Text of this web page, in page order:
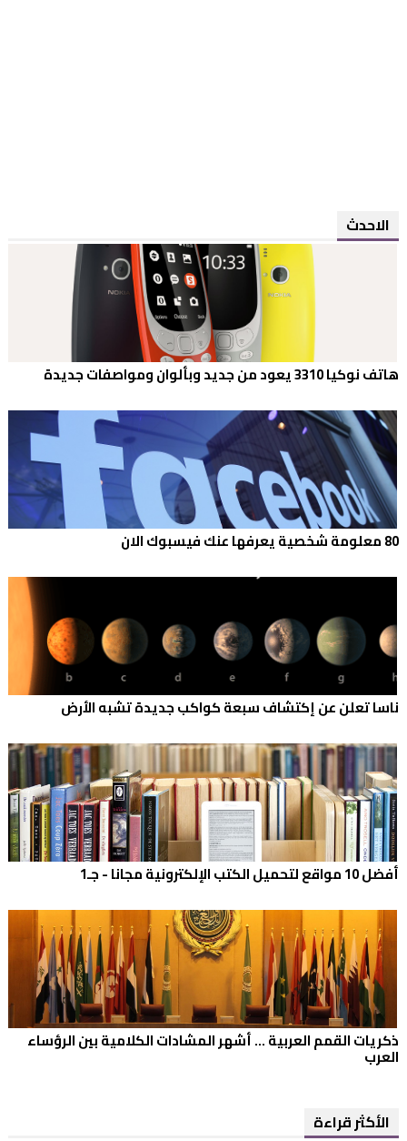
الاحدث
هاتف نوكيا 3310 يعود من جديد وبألوان ومواصفات جديدة
80 معلومة شخصية يعرفها عنك فيسبوك الان
ناسا تعلن عن إكتشاف سبعة كواكب جديدة تشبه الأرض
أفضل 10 مواقع لتحميل الكتب الإلكترونية مجانا - جـ1
ذكريات القمم العربية ... أشهر المشادات الكلامية بين الرؤساء
العرب
الأكثر قراءة